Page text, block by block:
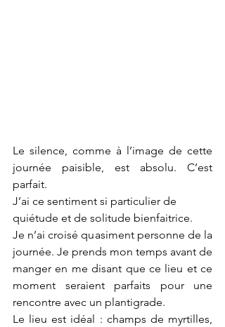
Le silence, comme à l’image de cette
journée paisible, est absolu. C’est
parfait.
J’ai ce sentiment si particulier de
quiétude et de solitude bienfaitrice.
Je n’ai croisé quasiment personne de la
journée. Je prends mon temps avant de
manger en me disant que ce lieu et ce
moment seraient parfaits pour une
rencontre avec un plantigrade.
Le lieu est idéal : champs de myrtilles,